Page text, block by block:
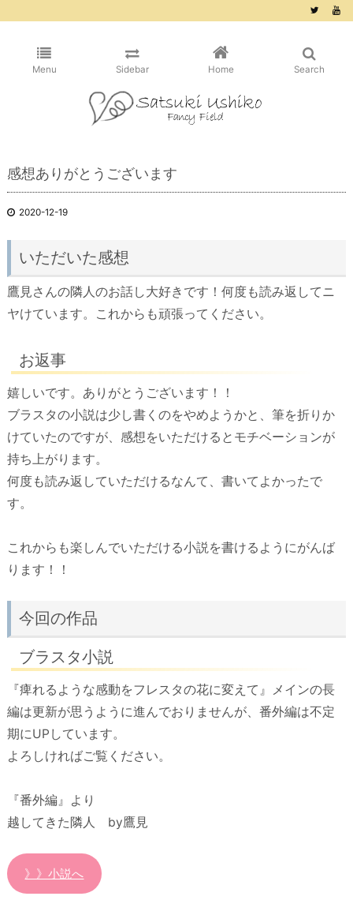
Menu Sidebar Home Search
感想ありがとうございます
2020-12-19
いただいた感想
鷹見さんの隣人のお話し大好きです！何度も読み返してニ
ヤけています。これからも頑張ってください。
お返事
嬉しいです。ありがとうございます！！
ブラスタの小説は少し書くのをやめようかと、筆を折りか
けていたのですが、感想をいただけるとモチベーションが
持ち上がります。
何度も読み返していただけるなんて、書いてよかったで
す。
これからも楽しんでいただける小説を書けるようにがんば
ります！！
今回の作品
ブラスタ小説
『痺れるような感動をフレスタの花に変えて』メインの長
編は更新が思うように進んでおりませんが、番外編は不定
期にUPしています。
よろしければご覧ください。
『番外編』より
越してきた隣人 by鷹見
》》小説へ